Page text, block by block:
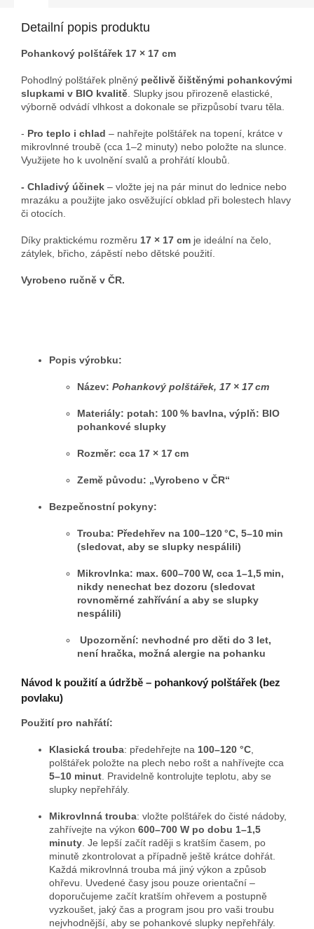
Detailní popis produktu
Pohankový polštářek 17 × 17 cm
Pohodlný polštářek plněný pečlivě čištěnými pohankovými
slupkami v BIO kvalitě . Slupky jsou přirozeně elastické,
výborně odvádí vlhkost a dokonale se přizpůsobí tvaru těla.
- Pro teplo i chlad – nahřejte polštářek na topení, krátce v
mikrovlnné troubě (cca 1–2 minuty) nebo položte na slunce.
Využijete ho k uvolnění svalů a prohřátí kloubů.
- Chladivý účinek – vložte jej na pár minut do lednice nebo
mrazáku a použijte jako osvěžující obklad při bolestech hlavy
či otocích.
Díky praktickému rozměru 17 × 17 cm je ideální na čelo,
zátylek, břicho, zápěstí nebo dětské použití.
Vyrobeno ručně v ČR.
Popis výrobku:
Název: Pohankový polštářek, 17 × 17 cm
Materiály: potah: 100 % bavlna, výplň: BIO
pohankové slupky
Rozměr: cca 17 × 17 cm
Země původu: „Vyrobeno v ČR“
Bezpečnostní pokyny:
Trouba: Předehřev na 100–120 °C, 5–10 min
(sledovat, aby se slupky nespálili)
Mikrovlnka: max. 600–700 W, cca 1–1,5 min,
nikdy nenechat bez dozoru (sledovat
rovnoměrné zahřívání a aby se slupky
nespálili)
Upozornění: nevhodné pro děti do 3 let,
není hračka, možná alergie na pohanku
Návod k použití a údržbě – pohankový polštářek (bez
povlaku)
Použití pro nahřátí:
Klasická trouba: předehřejte na 100–120 °C
polštářek položte na plech nebo rošt a nahřívejte cca
5–10 minut . Pravidelně kontrolujte teplotu, aby se
slupky nepřehřály.
Mikrovlnná trouba: vložte polštářek do čisté nádoby,
zahřívejte na výkon 600–700 W po dobu 1–1,5
minuty . Je lepší začít raději s kratším časem, po
minutě zkontrolovat a případně ještě krátce dohřát.
Každá mikrovlnná trouba má jiný výkon a způsob
ohřevu. Uvedené časy jsou pouze orientační –
doporučujeme začít kratším ohřevem a postupně
vyzkoušet, jaký čas a program jsou pro vaši troubu
nejvhodnější, aby se pohankové slupky nepřehřály.